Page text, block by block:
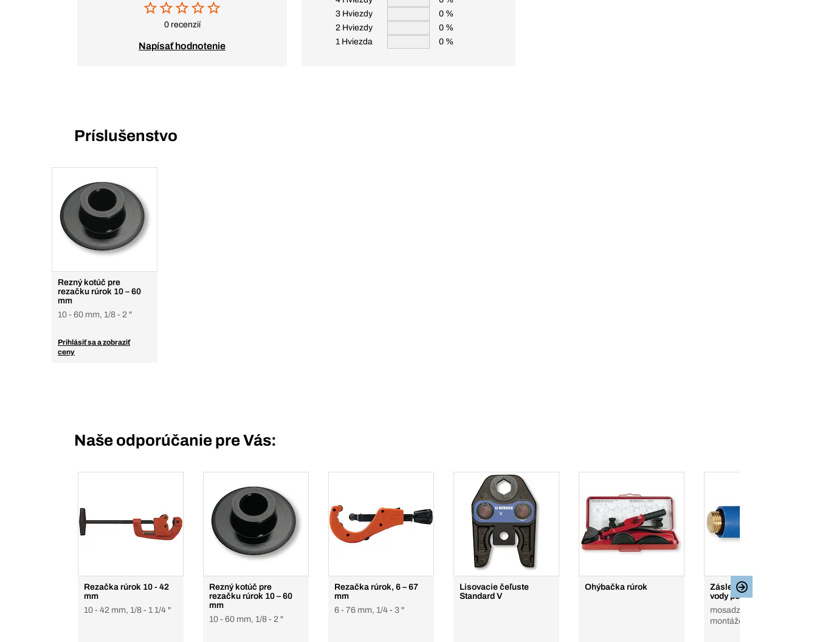
0 recenzií
Napísať hodnotenie
3 Hviezdy
0 %
2 Hviezdy
0 %
1 Hviezda
0 %
Príslušenstvo
Rezný kotúč pre
rezačku rúrok 10 – 60
mm
10 - 60 mm, 1/8 - 2 "
Prihlásiť sa a zobraziť
ceny
Naše odporúčanie pre Vás:
Rezačka rúrok 10 - 42
mm
10 - 42 mm, 1/8 - 1 1/4 "
Rezný kotúč pre
rezačku rúrok 10 – 60
mm
10 - 60 mm, 1/8 - 2 "
Rezačka rúrok, 6 – 67
mm
6 - 76 mm, 1/4 - 3 "
Lisovacie čeľuste
Standard V
Ohýbačka rúrok
Záslepky do rozvodov
vody počas stavby
mosadz, pred ďalšou
montážou